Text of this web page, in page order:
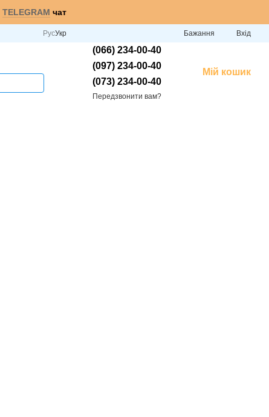
TELEGRAM чат
РусУкр Бажання Вхід
(066) 234-00-40
(097) 234-00-40
(073) 234-00-40
Передзвонити вам?
Мій кошик